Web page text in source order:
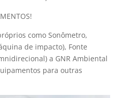
como Sonômetro,
de impacto), Fonte
a GNR Ambiental
para outras